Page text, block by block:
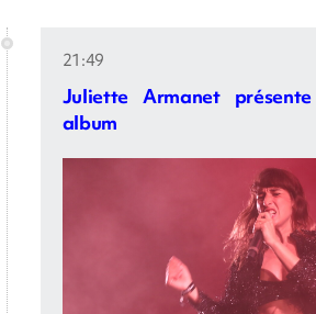
21:49
Juliette Armanet
album